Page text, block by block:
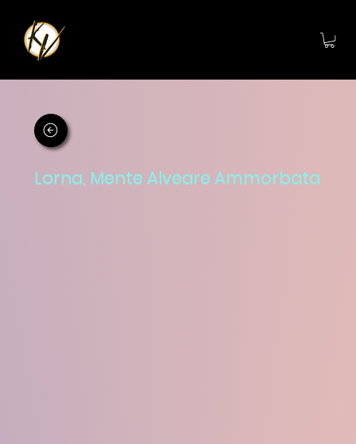
Lorna, Mente Alveare Ammorbata